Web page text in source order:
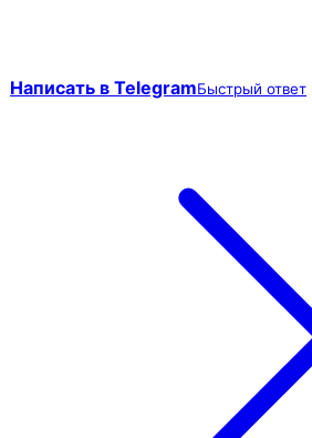
Написать в TelegramБыстрый ответ